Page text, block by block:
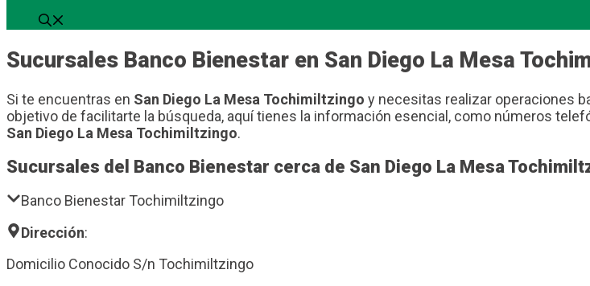
Sucursales Banco Bienestar en San Diego La Mesa
Si te encuentras en San Diego La Mesa Tochimiltzingo y necesitas realizar operaciones
objetivo de facilitarte la búsqueda, aquí tienes la información esencial, como números
San Diego La Mesa Tochimiltzingo.
Sucursales del Banco Bienestar cerca de San Diego La Mesa
Banco Bienestar Tochimiltzingo
Dirección:
Domicilio Conocido S/n Tochimiltzingo